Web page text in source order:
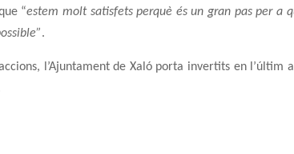
“estem molt satisfets perquè és un gran pas per a
.
l’Ajuntament de Xaló porta invertits en l’últim